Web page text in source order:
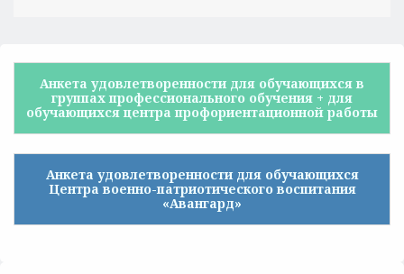
Анкета удовлетворенности для обучающихся в
группах профессионального обучения + для
обучающихся центра профориентационной работы
Анкета удовлетворенности для обучающихся
Центра военно-патриотического воспитания
«Авангард»